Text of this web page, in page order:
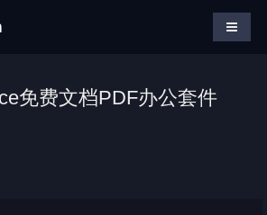
免费文档PDF办公套件